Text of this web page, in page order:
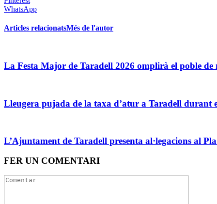
WhatsApp
Articles relacionatsMés de l'autor
La Festa Major de Taradell 2026 omplirà el poble
Lleugera pujada de la taxa d’atur a Taradell durant
L’Ajuntament de Taradell presenta al·legacions al
FER UN COMENTARI